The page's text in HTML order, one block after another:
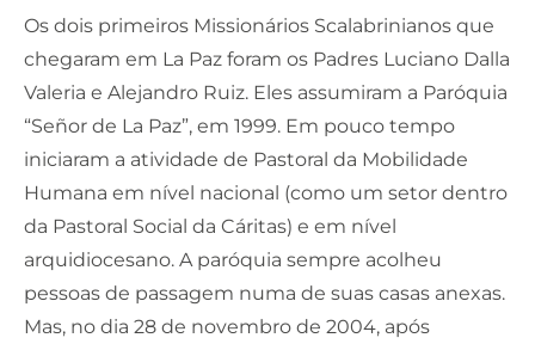
Os dois primeiros Missionários Scalabrinianos que
chegaram em La Paz foram os Padres Luciano Dalla
Valeria e Alejandro Ruiz. Eles assumiram a Paróquia
“Señor de La Paz”, em 1999. Em pouco tempo
iniciaram a atividade de Pastoral da Mobilidade
Humana em nível nacional (como um setor dentro
da Pastoral Social da Cáritas) e em nível
arquidiocesano. A paróquia sempre acolheu
pessoas de passagem numa de suas casas anexas.
Mas, no dia 28 de novembro de 2004, após